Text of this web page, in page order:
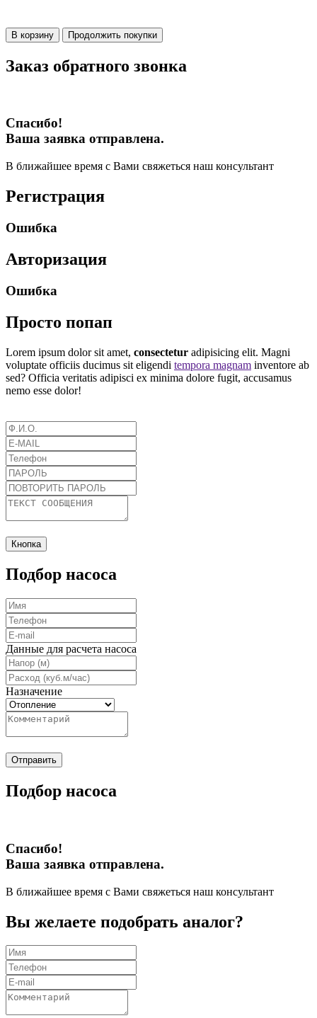
В корзину Продолжить покупки
Заказ обратного звонка
Спасибо!
Ваша заявка отправлена.
В ближайшее время с Вами свяжеться наш консультант
Регистрация
Ошибка
Авторизация
Ошибка
Просто попап
Lorem ipsum dolor sit amet, consectetur adipisicing elit. Magni
voluptate officiis ducimus sit eligendi tempora magnam inventore ab
sed? Officia veritatis adipisci ex minima dolore fugit, accusamus
nemo esse dolor!
Кнопка
Подбор насоса
Данные для расчета насоса
Назначение
Отправить
Подбор насоса
Спасибо!
Ваша заявка отправлена.
В ближайшее время с Вами свяжеться наш консультант
Вы желаете подобрать аналог?